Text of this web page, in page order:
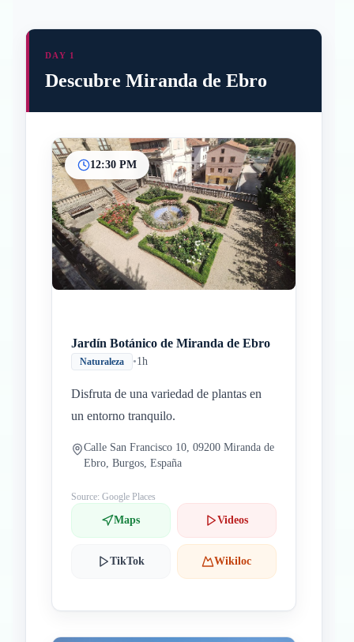
DAY 1
Descubre Miranda de Ebro
12:30 PM
Jardín Botánico de Miranda de Ebro
Naturaleza •1h
Disfruta de una variedad de plantas en
un entorno tranquilo.
Calle San Francisco 10, 09200 Miranda de
Ebro, Burgos, España
Source: Google Places
Maps Videos
TikTok Wikiloc